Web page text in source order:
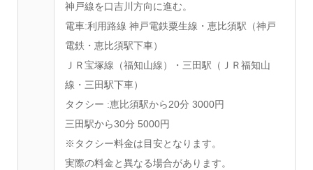
神戸線を口吉川方向に進む。
電車:利用路線 神戸電鉄粟生線・恵比須駅（神戸
電鉄・恵比須駅下車）
ＪＲ宝塚線（福知山線）・三田駅（ＪＲ福知山
線・三田駅下車）
タクシー :恵比須駅から20分 3000円
三田駅から30分 5000円
※タクシー料金は目安となります。
実際の料金と異なる場合があります。